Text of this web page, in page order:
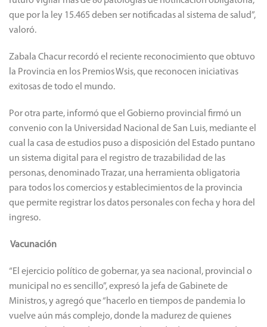
que por la ley 15.465 deben ser notificadas al sistema de salud”,
valoró.
Zabala Chacur recordó el reciente reconocimiento que obtuvo
la Provincia en los Premios Wsis, que reconocen iniciativas
exitosas de todo el mundo.
Por otra parte, informó que el Gobierno provincial firmó un
convenio con la Universidad Nacional de San Luis, mediante el
cual la casa de estudios puso a disposición del Estado puntano
un sistema digital para el registro de trazabilidad de las
personas, denominado Trazar, una herramienta obligatoria
para todos los comercios y establecimientos de la provincia
que permite registrar los datos personales con fecha y hora del
ingreso.
Vacunación
“El ejercicio político de gobernar, ya sea nacional, provincial o
municipal no es sencillo”, expresó la jefa de Gabinete de
Ministros, y agregó que “hacerlo en tiempos de pandemia lo
vuelve aún más complejo, donde la madurez de quienes